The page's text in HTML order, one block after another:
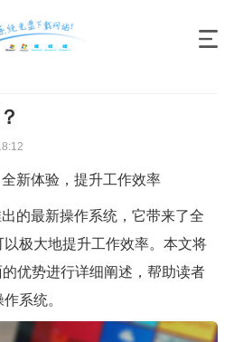
新体验，提升工作效率
的最新操作系统，它带来了全
极大地提升工作效率。本文将
优势进行详细阐述，帮助读者
系统。